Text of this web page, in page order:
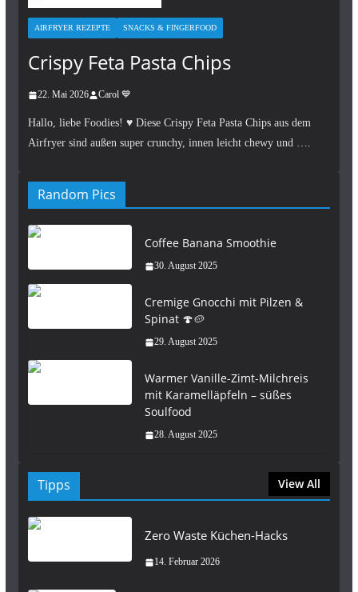
AIRFRYER REZEPTE SNACKS & FINGERFOOD
Crispy Feta Pasta Chips
22. Mai 2026 Carol 💙
Hallo, liebe Foodies! ♥︎ Diese Crispy Feta Pasta Chips aus dem
Airfryer sind außen super crunchy, innen leicht chewy und ….
Random Pics
Coffee Banana Smoothie
30. August 2025
Cremige Gnocchi mit Pilzen &
Spinat 🍄🥔
29. August 2025
Warmer Vanille-Zimt-Milchreis
mit Karamelläpfeln – süßes
Soulfood
28. August 2025
Tipps View All
Zero Waste Küchen-Hacks
14. Februar 2026